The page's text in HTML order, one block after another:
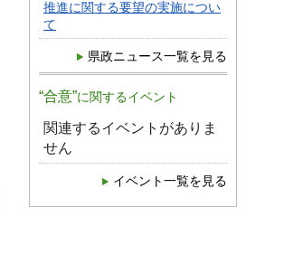
推進に関する要望の実施につい
て
県政ニュース一覧を見る
“合意”に関するイベント
関連するイベントがありま
せん
イベント一覧を見る